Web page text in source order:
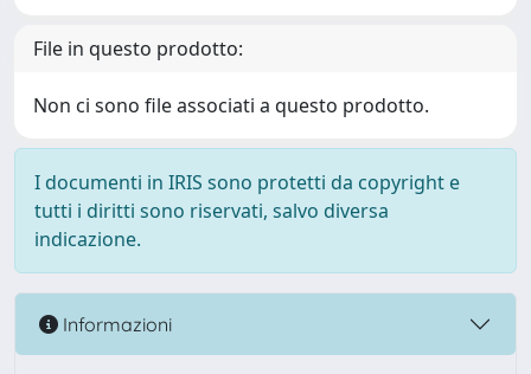
File in questo prodotto:
Non ci sono file associati a questo prodotto.
I documenti in IRIS sono protetti da copyright e
tutti i diritti sono riservati, salvo diversa
indicazione.
Informazioni